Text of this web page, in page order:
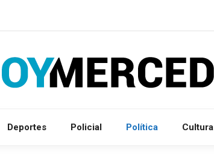
Deportes Policial Política Cultura